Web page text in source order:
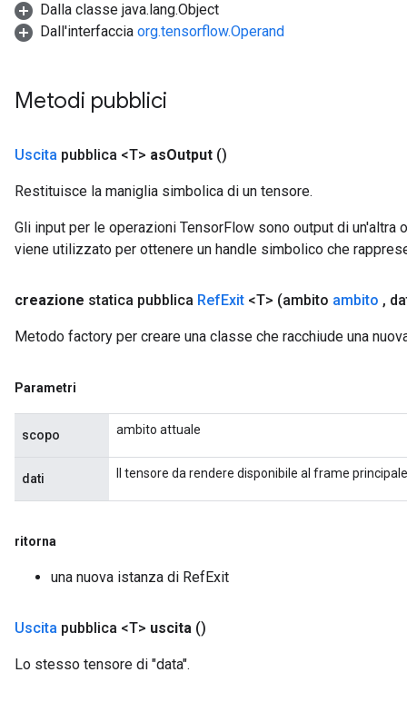
Dalla classe java.lang.Object
Dall'interfaccia org.tensorflow.Operand
Metodi pubblici
Uscita pubblica <T> asOutput ()
Restituisce la maniglia simbolica di un tensore.
Gli input per le operazioni TensorFlow sono output di un'altra
viene utilizzato per ottenere un handle simbolico che
creazione statica pubblica RefExit <T> (ambito ambito ,
Metodo factory per creare una classe che racchiude una
Parametri
scopo ambito attuale
dati Il tensore da rendere disponibile al frame
ritorna
una nuova istanza di RefExit
Uscita pubblica <T> uscita ()
Lo stesso tensore di "data".